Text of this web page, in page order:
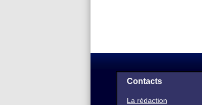
Contacts
La rédaction